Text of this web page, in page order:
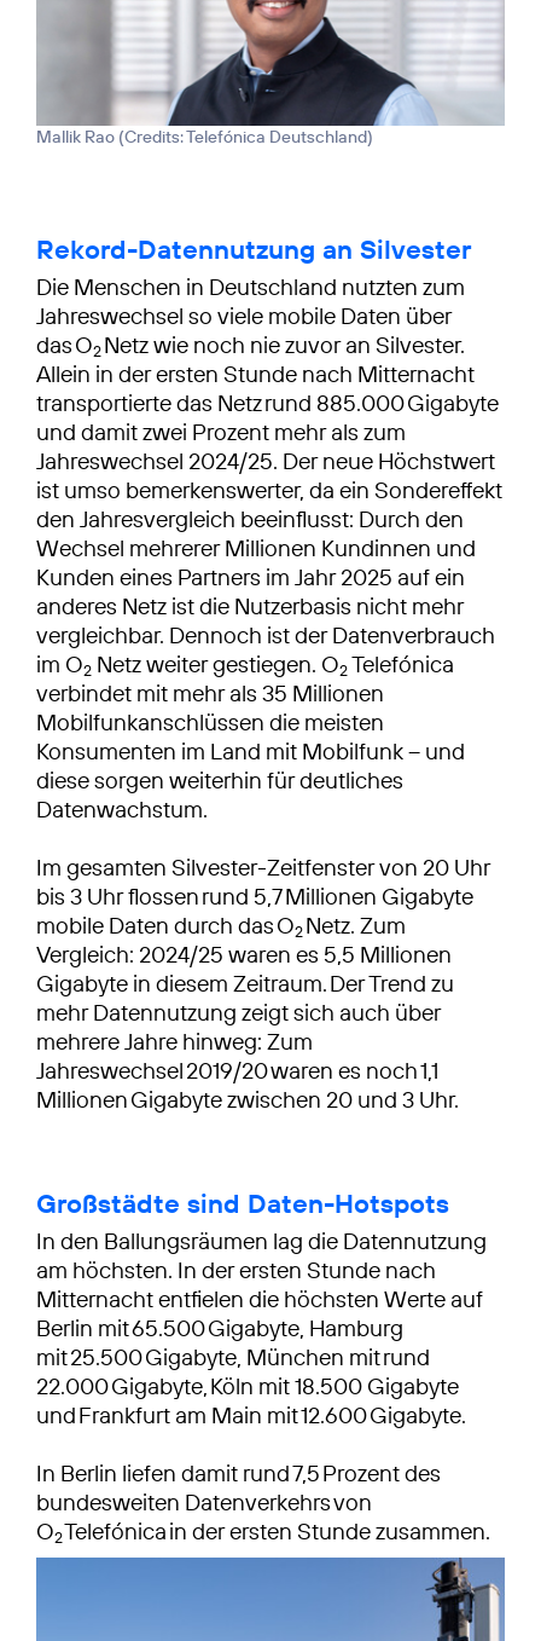
Mallik Rao (Credits: Telefónica Deutschland)
Rekord-Datennutzung an Silvester
Die Menschen in Deutschland nutzten zum
Jahreswechsel so viele mobile Daten über
das O2Netz wie noch nie zuvor an Silvester.
Allein in der ersten Stunde nach Mitternacht
transportierte das Netz rund 885.000 Gigabyte
und damit zwei Prozent mehr als zum
Jahreswechsel 2024/25. Der neue Höchstwert
ist umso bemerkenswerter, da ein Sondereffekt
den Jahresvergleich beeinflusst: Durch den
Wechsel mehrerer Millionen Kundinnen und
Kunden eines Partners im Jahr 2025 auf ein
anderes Netz ist die Nutzerbasis nicht mehr
vergleichbar. Dennoch ist der Datenverbrauch
im O2 Netz weiter gestiegen. O2Telefónica
verbindet mit mehr als 35 Millionen
Mobilfunkanschlüssen die meisten
Konsumenten im Land mit Mobilfunk – und
diese sorgen weiterhin für deutliches
Datenwachstum.
Im gesamten Silvester-Zeitfenster von 20 Uhr
bis 3 Uhr flossen rund 5,7 Millionen Gigabyte
mobile Daten durch das O2Netz. Zum
Vergleich: 2024/25 waren es 5,5 Millionen
Gigabyte in diesem Zeitraum. Der Trend zu
mehr Datennutzung zeigt sich auch über
mehrere Jahre hinweg: Zum
Jahreswechsel 2019/20 waren es noch 1,1
Millionen Gigabyte zwischen 20 und 3 Uhr.
Großstädte sind Daten-Hotspots
In den Ballungsräumen lag die Datennutzung
am höchsten. In der ersten Stunde nach
Mitternacht entfielen die höchsten Werte auf
Berlin mit 65.500 Gigabyte, Hamburg
mit 25.500 Gigabyte, München mit rund
22.000 Gigabyte, Köln mit 18.500 Gigabyte
und Frankfurt am Main mit 12.600 Gigabyte.
In Berlin liefen damit rund 7,5 Prozent des
bundesweiten Datenverkehrs von
O2Telefónica in der ersten Stunde zusammen.